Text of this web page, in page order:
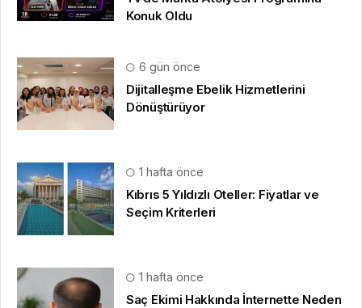
Konuk Oldu
6 gün önce
Dijitalleşme Ebelik Hizmetlerini
Dönüştürüyor
1 hafta önce
Kıbrıs 5 Yıldızlı Oteller: Fiyatlar ve
Seçim Kriterleri
1 hafta önce
Saç Ekimi Hakkında İnternette Neden